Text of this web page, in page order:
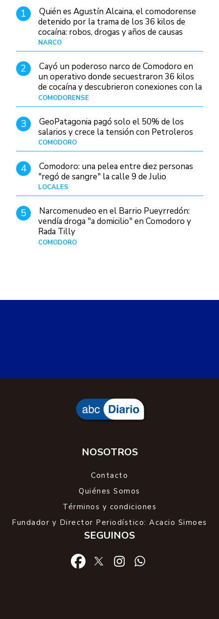
1
Quién es Agustín Alcaina, el comodorense
detenido por la trama de los 36 kilos de
cocaína: robos, drogas y años de causas
judiciales
NARCO
2
Cayó un poderoso narco de Comodoro en
un operativo donde secuestraron 36 kilos
de cocaína y descubrieron conexiones con la
Patagonia
COMODORENSE
3
GeoPatagonia pagó solo el 50% de los
salarios y crece la tensión con Petroleros
COMODORO
4
Comodoro: una pelea entre diez personas
"regó de sangre" la calle 9 de Julio
LOCALES
5
Narcomenudeo en el Barrio Pueyrredón:
vendía droga "a domicilio" en Comodoro y
Rada Tilly
COMODORO
NOSOTROS
Contacto
Quiénes Somos
Términos y condiciones
Fundador y Director Periodístico: Acacio Simoes
SEGUINOS